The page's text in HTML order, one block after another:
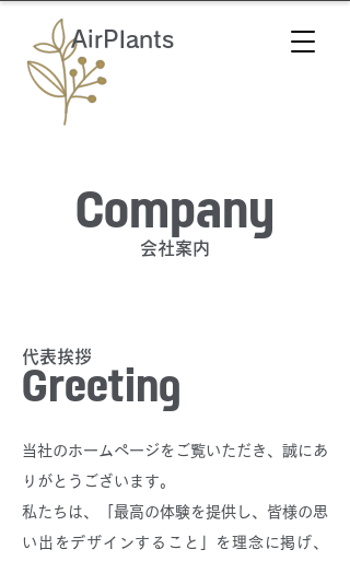
AirPlants
Company
会社案内
Greeting
代表挨拶
当社のホームページをご覧いただき、誠にあ
りがとうございます。
私たちは、「最高の体験を提供し、皆様の思
い出をデザインすること」を理念に掲げ、